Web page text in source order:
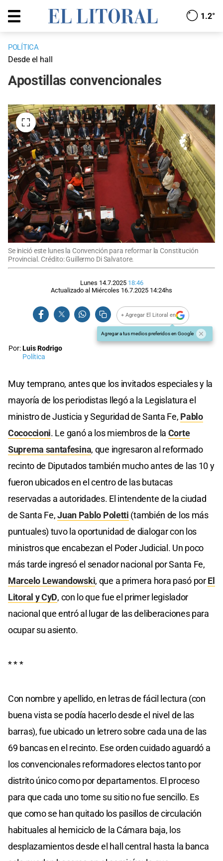
1.2°
POLÍTICA
Desde el hall
Apostillas convencionales
Se inició este lunes la Convención para reformar la Constitución
Provincial. Crédito: Guillermo Di Salvatore.
Lunes 14.7.2025 18:46
Actualizado al Miércoles 16.7.2025 14:24hs
+ Agregar El Litoral en
Agregar a tus medios preferidos en Google
Por:Luis Rodrigo
Política
Muy temprano, antes que los invitados especiales y la
mayoría de los periodistas llegó a la Legislatura el
ministro de Justicia y Seguridad de Santa Fe, Pablo
Cococcioni. Le ganó a los miembros de la Corte
Suprema santafesina, que ingresaron al reformado
recinto de Diputados también mucho antes de las 10 y
fueron ubicados en el centro de las butacas
reservadas a autoridades. El intendente de la ciudad
de Santa Fe,Juan Pablo Poletti (también de los más
puntuales) tuvo la oportunidad de dialogar con los
ministros que encabezan el Poder Judicial. Un poco
más tarde ingresó el senador nacional por Santa Fe,
Marcelo Lewandowski, que a primera hora pasó porEl
Litoral y CyD, con lo que fue el primer legislador
nacional que entró al lugar de las deliberaciones para
ocupar su asiento.
* * *
Con nombre y apellido, en letras de fácil lectura (con
buena vista se podía hacerlo desde el nivel de las
barras), fue ubicado un letrero sobre cada una de las
69 bancas en el recinto. Ese orden cuidado aguardó a
los convencionales reformadores electos tanto por
distrito único como por departamentos. El proceso
para que cada uno tome su sitio no fue sencillo. Es
que como se han quitado los pasillos de circulación
habituales al hemiciclo de la Cámara baja, los
desplazamientos desde el hall central hasta la banca